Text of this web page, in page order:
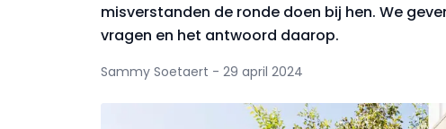
misverstanden de ronde doen bij hen. We
vragen en het antwoord daarop.
Sammy Soetaert - 29 april 2024